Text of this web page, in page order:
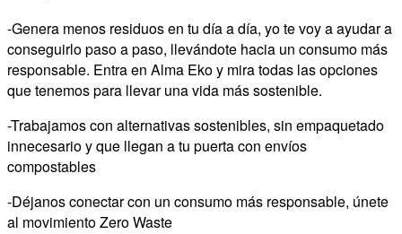
-Genera menos residuos en tu día a día, yo te voy a ayudar a
conseguirlo paso a paso, llevándote hacia un consumo más
responsable. Entra en Alma Eko y mira todas las opciones
que tenemos para llevar una vida más sostenible.
-Trabajamos con alternativas sostenibles, sin empaquetado
innecesario y que llegan a tu puerta con envíos
compostables
-Déjanos conectar con un consumo más responsable, únete
al movimiento Zero Waste